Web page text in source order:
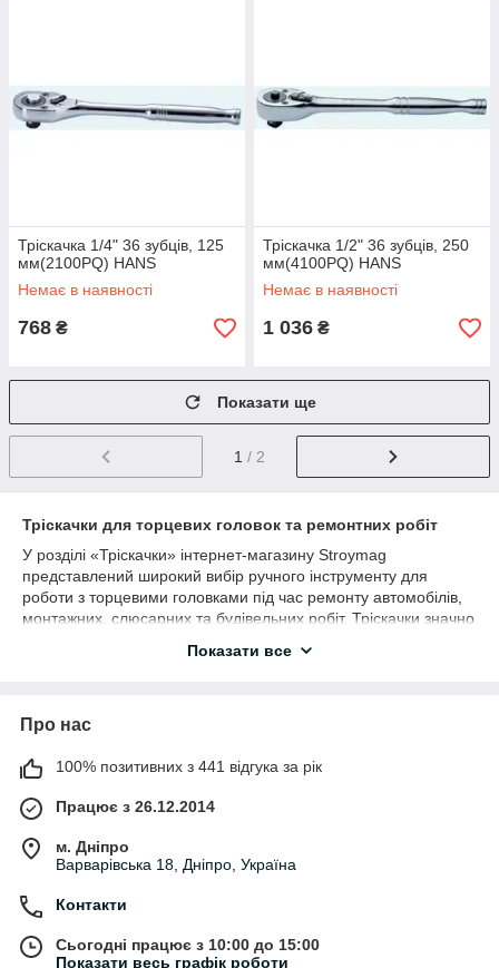
Тріскачка 1/4" 36 зубців, 125
мм(2100PQ) HANS
Немає в наявності
768 ₴
Тріскачка 1/2" 36 зубців, 250
мм(4100PQ) HANS
Немає в наявності
1 036 ₴
Показати ще
1 / 2
Тріскачки для торцевих головок та ремонтних робіт
У розділі «Тріскачки» інтернет-магазину Stroymag
представлений широкий вибір ручного інструменту для
роботи з торцевими головками під час ремонту автомобілів,
монтажних, слюсарних та будівельних робіт. Тріскачки значно
важкодоступних місцях та дозволяють працювати швидше й
кріплення без постійного переставляння інструменту. Це
вузьких місцях та інтенсивного використання в майстерні.
Що входить у категорію «Тріскачки»
• тріскачки 1/4"
• тріскачки 3/8"
• професійні тріскачки
• шарнірні тріскачки
Показати все
Про нас
100% позитивних з 441 відгука за рік
Працює з 26.12.2014
м. Дніпро
Варварівська 18, Дніпро, Україна
Контакти
Сьогодні працює з 10:00 до 15:00
Показати весь графік роботи